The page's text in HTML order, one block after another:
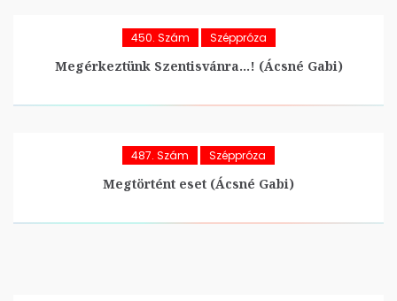
450. Szám Széppróza
Megérkeztünk Szentisvánra…! (Ácsné Gabi)
487. Szám Széppróza
Megtörtént eset (Ácsné Gabi)